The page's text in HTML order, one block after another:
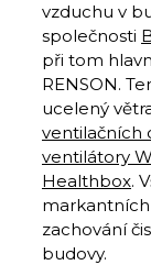
vzduchu v
společnosti
při tom
RENSON.
ucelený
ventilačních
ventilátory
Healthbox.
zachování
budovy.